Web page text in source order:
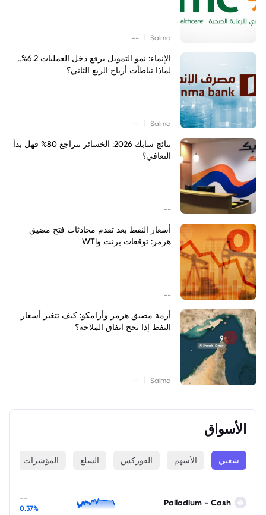
Salma
--
الإنماء: نمو التمويل يرفع دخل العمليات 6.2%..
لماذا تباطأت أرباح الربع الثاني؟
Salma
--
نتائج سابك 2026: الخسائر تتراجع 80% فهل بدأ
التعافي؟
--
أسعار النفط بعد تقدم محادثات فتح مضيق
هرمز: توقعات برنت وWTI
--
أزمة مضيق هرمز وأرامكو: كيف تتغير أسعار
النفط إذا نجح اتفاق الملاحة؟
Salma
--
الأسواق
شعبي الأسهم الفوركس السلع المؤشرات
Palladium - Cash
--
0.37%